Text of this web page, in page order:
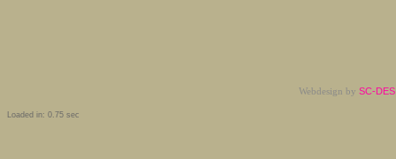
Webdesign by SC-
Loaded in: 0.75 sec